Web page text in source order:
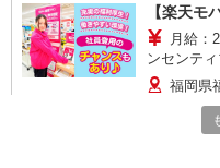
【楽天モ
月給：
ンセンテ
★交通費別途支
+゜・。○
有) ゜・。
福岡県